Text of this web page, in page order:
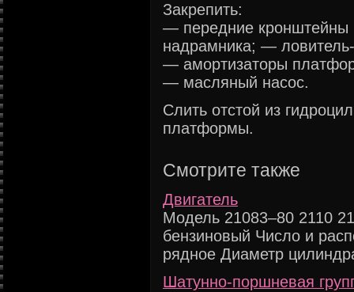
Закрепить:
— передние
надрамника; —
— амортизаторы
— масляный насос.
Слить отстой из
платформы.
Смотрите также
Двигатель
Модель 21083–80 2110
бензиновый Число и
рядное Диаметр
Шатунно-поршневая